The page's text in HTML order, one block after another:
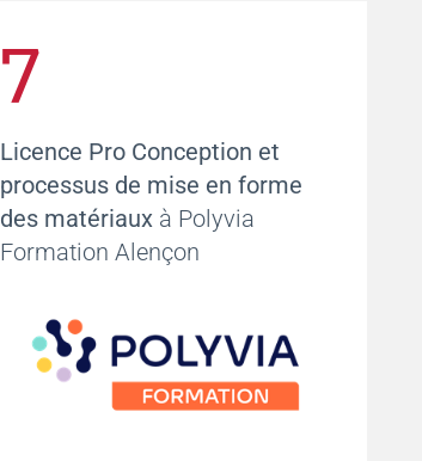
7
Licence Pro Conception et
processus de mise en forme
des matériaux à Polyvia
Formation Alençon